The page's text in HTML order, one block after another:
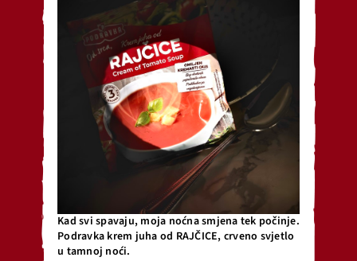
Kad svi spavaju, moja noćna smjena tek počinje.
Podravka krem juha od RAJČICE, crveno svjetlo
u tamnoj noći.